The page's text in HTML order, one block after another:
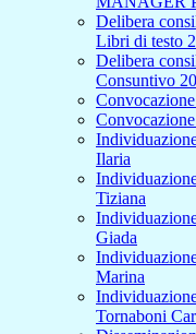
Delibera
Libri di testo
Delibera
Consuntivo
Ilaria
Tiziana
Giada
Marina
Tornaboni